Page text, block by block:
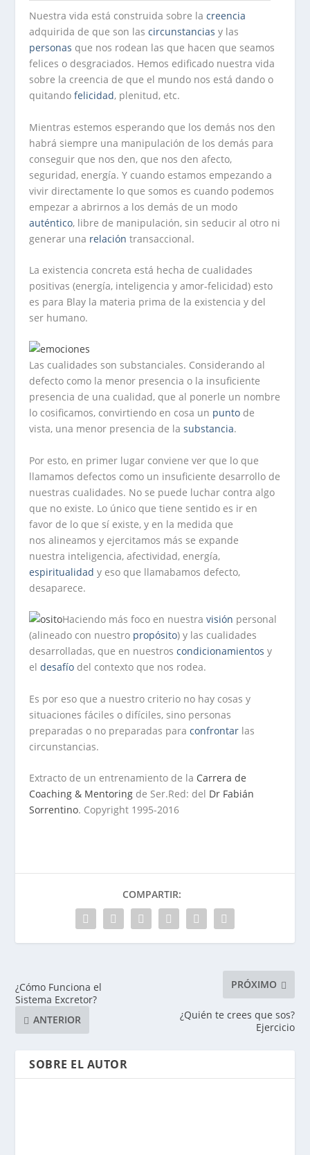
Nuestra vida está construida sobre lacreencia
adquirida de que son lascircunstancias y las
personas que nos rodean las que hacen que seamos
felices o desgraciados. Hemos edificado nuestra vida
sobre la creencia de que el mundo nos está dando o
quitandofelicidad, plenitud, etc.
Mientras estemos esperando que los demás nos den
habrá siempre una manipulación de los demás para
conseguir que nos den, que nos den afecto,
seguridad, energía. Y cuando estamos empezando a
vivir directamente lo que somos es cuando podemos
empezar a abrirnos a los demás de un modo
auténtico, libre de manipulación, sin seducir al otro ni
generar una relación transaccional.
La existencia concreta está hecha de cualidades
positivas (energía, inteligencia y amor-felicidad) esto
es para Blay la materia prima de la existencia y del
ser humano.
Las cualidades son substanciales. Considerando al
defecto como la menor presencia o la insuficiente
presencia de una cualidad, que al ponerle un nombre
lo cosificamos, convirtiendo en cosa un punto de
vista, una menor presencia de lasubstancia.
Por esto, en primer lugar conviene ver que lo que
llamamos defectos como un insuficiente desarrollo de
nuestras cualidades. No se puede luchar contra algo
que no existe. Lo único que tiene sentido es ir en
favor de lo que sí existe, y en la medida que
nos alineamos y ejercitamos más se expande
nuestra inteligencia, afectividad, energía,
espiritualidad y eso que llamabamos defecto,
desaparece.
Haciendo más foco en nuestravisión personal
(alineado con nuestro propósito) y las cualidades
desarrolladas, que en nuestroscondicionamientos y
eldesafío del contexto que nos rodea.
Es por eso que a nuestro criterio no hay cosas y
situaciones fáciles o difíciles, sino personas
preparadas o no preparadas paraconfrontar las
circunstancias.
Extracto de un entrenamiento de la Carrera de
Coaching & Mentoring de Ser.Red: del Dr Fabián
Sorrentino. Copyright 1995-2016
COMPARTIR:
¿Cómo Funciona el
Sistema Excretor?
ANTERIOR
PRÓXIMO
¿Quién te crees que sos?
Ejercicio
SOBRE EL AUTOR